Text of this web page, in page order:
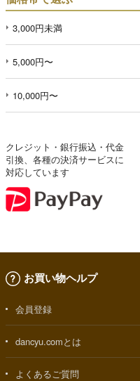
3,000円未満
5,000円〜
10,000円〜
クレジット・銀行振込・代金
引換、各種の決済サービスに
対応しています
お買い物ヘルプ
会員登録
dancyu.comとは
よくあるご質問